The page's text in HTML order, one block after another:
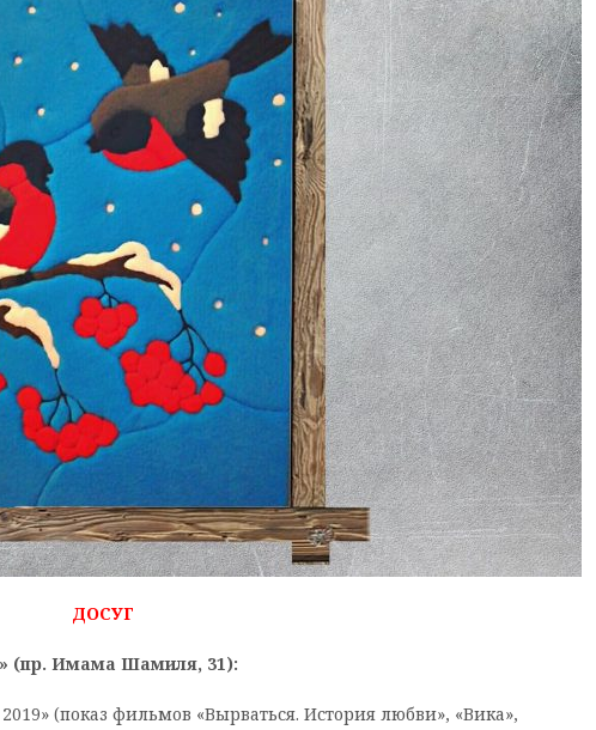
ДОСУГ
(пр. Имама Шамиля, 31):
(показ фильмов «Вырваться. История любви», «Вика»,